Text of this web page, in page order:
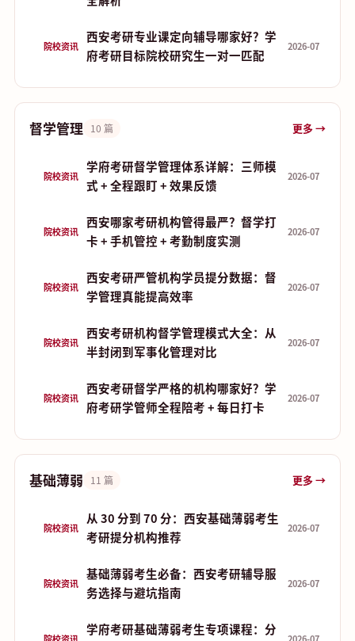
院校资讯
西安考研专业课定向辅导哪家好？学
府考研目标院校研究生一对一匹配
2026-07
督学管理 10 篇 更多 →
院校资讯
学府考研督学管理体系详解：三师模
式 + 全程跟盯 + 效果反馈
2026-07
院校资讯
西安哪家考研机构管得最严？督学打
卡 + 手机管控 + 考勤制度实测
2026-07
院校资讯
西安考研严管机构学员提分数据：督
学管理真能提高效率
2026-07
院校资讯
西安考研机构督学管理模式大全：从
半封闭到军事化管理对比
2026-07
院校资讯
西安考研督学严格的机构哪家好？学
府考研学管师全程陪考 + 每日打卡
2026-07
基础薄弱 11 篇 更多 →
院校资讯
从 30 分到 70 分：西安基础薄弱考生
考研提分机构推荐
2026-07
院校资讯
基础薄弱考生必备：西安考研辅导服
务选择与避坑指南
2026-07
学府考研基础薄弱考生专项课程：分